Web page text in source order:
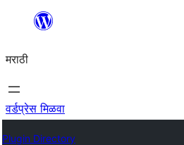
सामुग्रीवर
मराठी
वर्डप्रेस मिळवा
Plugin Directory